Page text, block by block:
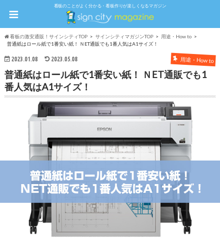
看板のことがよく分かる・看板作りが楽しくなるマガジン
看板の激安通販！サインシティTOP サインシティマガジンTOP
用途・How to
普通紙はロール紙で1番安い紙！ ＮET通販でも1番人気はA1サイズ！
2023.01.08 2023.05.08 用途・How to
普通紙はロール紙で1番安い紙！ ＮET通販でも1
番人気はA1サイズ！